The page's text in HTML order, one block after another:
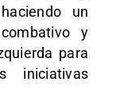
un
y
para
iniciativas